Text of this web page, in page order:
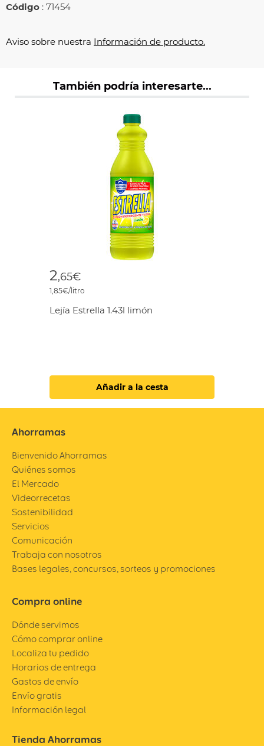
Código : 71454
Aviso sobre nuestra Información de producto.
También podría interesarte...
2,65€
1,85€/litro
Lejía Estrella 1.43l limón
Añadir a la cesta
Ahorramas
Bienvenido Ahorramas
Quiénes somos
El Mercado
Videorrecetas
Sostenibilidad
Servicios
Comunicación
Trabaja con nosotros
Bases legales, concursos, sorteos y promociones
Compra online
Dónde servimos
Cómo comprar online
Localiza tu pedido
Horarios de entrega
Gastos de envío
Envío gratis
Información legal
Tienda Ahorramas